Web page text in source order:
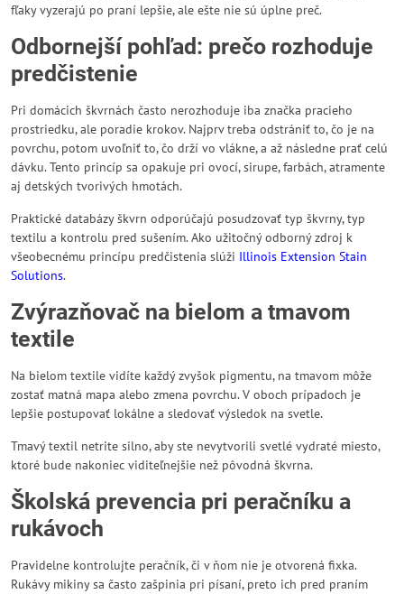
fľaky vyzerajú po praní lepšie, ale ešte nie sú úplne preč.
Odbornejší pohľad: prečo rozhoduje
predčistenie
Pri domácich škvrnách často nerozhoduje iba značka pracieho
prostriedku, ale poradie krokov. Najprv treba odstrániť to, čo je na
povrchu, potom uvoľniť to, čo drží vo vlákne, a až následne prať celú
dávku. Tento princíp sa opakuje pri ovocí, sirupe, farbách, atramente
aj detských tvorivých hmotách.
Praktické databázy škvrn odporúčajú posudzovať typ škvrny, typ
textilu a kontrolu pred sušením. Ako užitočný odborný zdroj k
všeobecnému princípu predčistenia slúži Illinois Extension Stain
Solutions.
Zvýrazňovač na bielom a tmavom
textile
Na bielom textile vidíte každý zvyšok pigmentu, na tmavom môže
zostať matná mapa alebo zmena povrchu. V oboch prípadoch je
lepšie postupovať lokálne a sledovať výsledok na svetle.
Tmavý textil netrite silno, aby ste nevytvorili svetlé vydraté miesto,
ktoré bude nakoniec viditeľnejšie než pôvodná škvrna.
Školská prevencia pri peračníku a
rukávoch
Pravidelne kontrolujte peračník, či v ňom nie je otvorená fixka.
Rukávy mikiny sa často zašpinia pri písaní, preto ich pred praním